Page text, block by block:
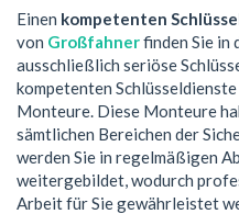
Einen kompetenten
von Großfahnerfinden Sie in
ausschließlich seriöse
kompetenten
Monteure. Diese Monteure
sämtlichen Bereichen der
werden Sie in regelmäßigen
weitergebildet, wodurch
Arbeit für Sie gewährleistet